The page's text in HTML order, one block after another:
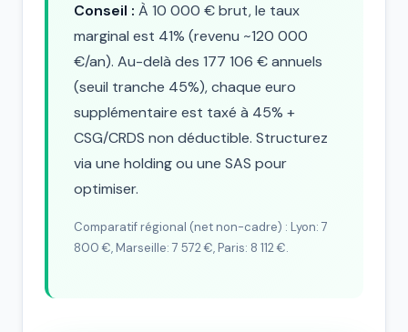
Conseil : À 10 000 € brut, le taux
marginal est 41% (revenu ~120 000
€/an). Au-delà des 177 106 € annuels
(seuil tranche 45%), chaque euro
supplémentaire est taxé à 45% +
CSG/CRDS non déductible. Structurez
via une holding ou une SAS pour
optimiser.
Comparatif régional (net non-cadre) : Lyon: 7
800 €, Marseille: 7 572 €, Paris: 8 112 €.